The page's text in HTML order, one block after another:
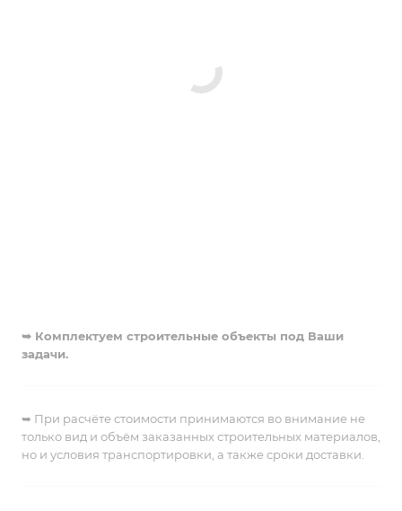
➥ Комплектуем строительные объекты под Ваши
задачи.
➥ При расчёте стоимости принимаются во внимание не
только вид и объём заказанных строительных материалов,
но и условия транспортировки, а также сроки доставки.